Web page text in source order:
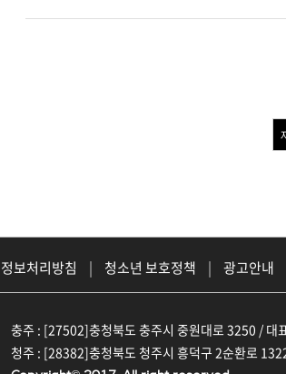
보처리방침 | 청소년 보호정책 | 광고안내
충주 : [27502]충청북도 충주시 중원대로 3250 /
청주 : [28382]충청북도 청주시 흥덕구 2순환로